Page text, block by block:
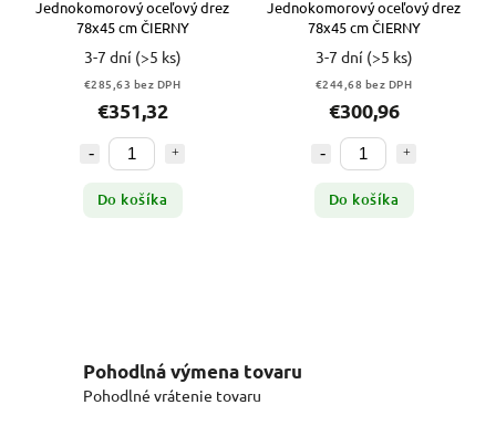
Jednokomorový oceľový drez
78x45 cm ČIERNY
3-7 dní (>5 ks)
€285,63 bez DPH
€351,32
Do košíka
Jednokomorový oceľový drez
78x45 cm ČIERNY
3-7 dní (>5 ks)
€244,68 bez DPH
€300,96
Do košíka
Pohodlná výmena tovaru
Pohodlné vrátenie tovaru